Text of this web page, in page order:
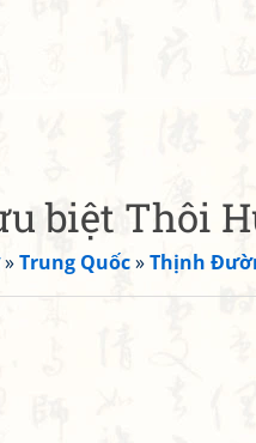
biệt Thôi
»Trung Quốc»Thịnh